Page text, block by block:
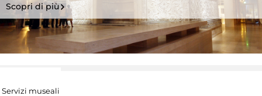
Scopri di più
Servizi museali